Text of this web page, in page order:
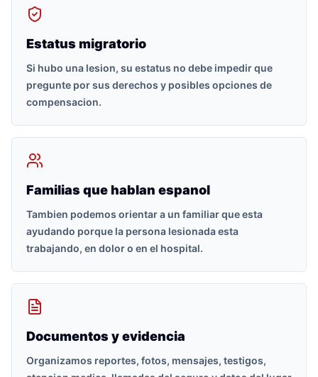
Estatus migratorio
Si hubo una lesion, su estatus no debe impedir que
pregunte por sus derechos y posibles opciones de
compensacion.
Familias que hablan espanol
Tambien podemos orientar a un familiar que esta
ayudando porque la persona lesionada esta
trabajando, en dolor o en el hospital.
Documentos y evidencia
Organizamos reportes, fotos, mensajes, testigos,